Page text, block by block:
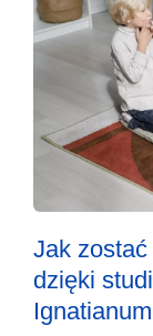
Jak
dzięki
Ignatianum